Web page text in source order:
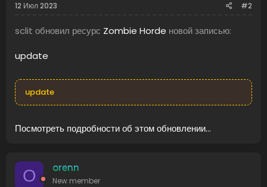
12 Июл 2023 #2
sclit обновил ресурс Zombie Horde новой записью:
update
update
Посмотреть подробности об этом обновлении...
O orenn
New member